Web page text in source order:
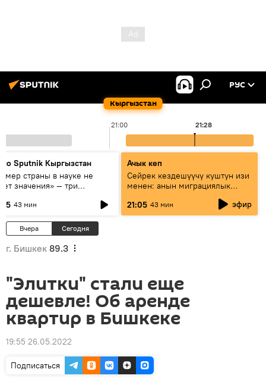
Кыргызстан
РУС
21:00 21:28
Sputnik Кыргызстан
страны в науке не
значения» — три
и Кыргызстана в
43 мин
Ачык кеп
Сейрек кездешүүчү куштун изи
менен: анын миграциялык
жолу эмнеден кабар берет?
21:05 43 мин эфир
Вчера Сегодня
г. Бишкек 89.3
"Элитки" стали еще
дешевле! Об аренде
квартир в Бишкеке
19:55 26.05.2022
Подписаться